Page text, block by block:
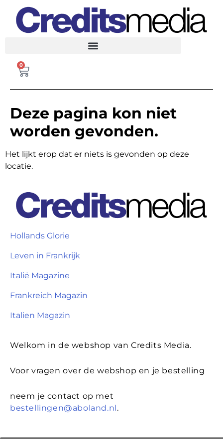
0
Deze pagina kon niet
worden gevonden.
Het lijkt erop dat er niets is gevonden op deze
locatie.
Hollands Glorie
Leven in Frankrijk
Italië Magazine
Frankreich Magazin
Italien Magazin
Welkom in de webshop van Credits Media.
Voor vragen over de webshop en je bestelling
neem je contact op met
bestellingen@aboland.nl.